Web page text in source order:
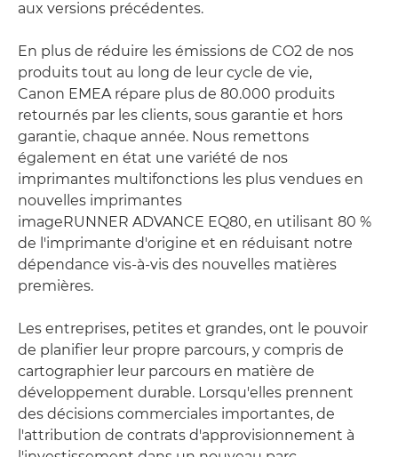
aux versions précédentes.
En plus de réduire les émissions de CO2 de nos
produits tout au long de leur cycle de vie,
Canon EMEA répare plus de 80.000 produits
retournés par les clients, sous garantie et hors
garantie, chaque année. Nous remettons
également en état une variété de nos
imprimantes multifonctions les plus vendues en
nouvelles imprimantes
imageRUNNER ADVANCE EQ80, en utilisant 80 %
de l'imprimante d'origine et en réduisant notre
dépendance vis-à-vis des nouvelles matières
premières.
Les entreprises, petites et grandes, ont le pouvoir
de planifier leur propre parcours, y compris de
cartographier leur parcours en matière de
développement durable. Lorsqu'elles prennent
des décisions commerciales importantes, de
l'attribution de contrats d'approvisionnement à